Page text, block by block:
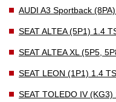
AUDI A3 Sportback
SEAT ALTEA (5P1) 1.4
SEAT ALTEA XL (5P5,
SEAT LEON (1P1) 1.4
SEAT TOLEDO IV (KG3)